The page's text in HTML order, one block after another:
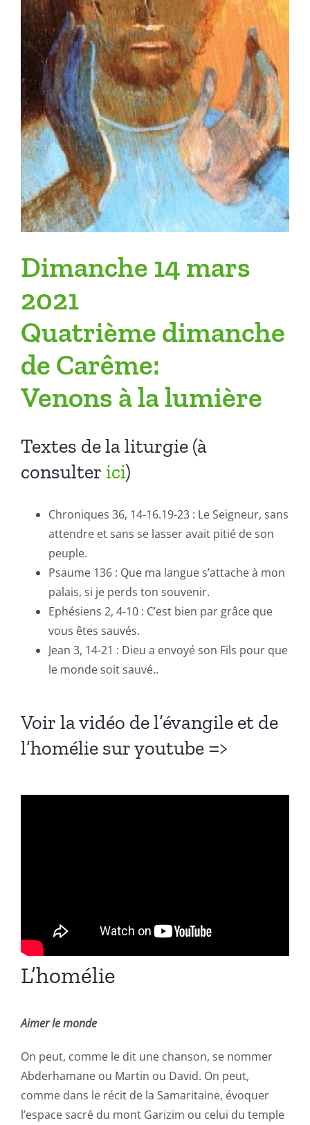
Dimanche 14 mars
2021
Quatrième dimanche
de Carême:
Venons à la lumière
Textes de la liturgie (à
consulter ici)
Chroniques 36, 14-16.19-23 : Le Seigneur, sans
attendre et sans se lasser avait pitié de son
peuple.
Psaume 136 : Que ma langue s’attache à mon
palais, si je perds ton souvenir.
Ephésiens 2, 4-10 : C’est bien par grâce que
vous êtes sauvés.
Jean 3, 14-21 : Dieu a envoyé son Fils pour que
le monde soit sauvé..
Voir la vidéo de l’évangile et de
l’homélie sur youtube =>
L’homélie
Aimer le monde
On peut, comme le dit une chanson, se nommer
Abderhamane ou Martin ou David. On peut,
comme dans le récit de la Samaritaine, évoquer
l’espace sacré du mont Garizim ou celui du temple